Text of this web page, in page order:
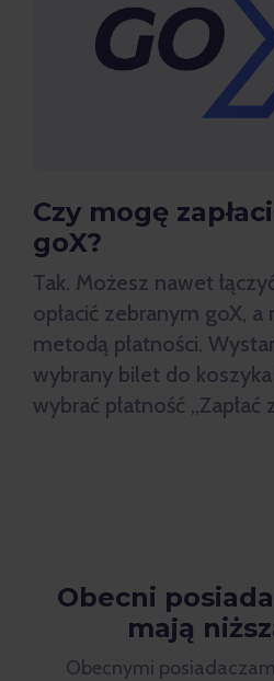
Czy mogę
goX?
Tak. Możesz nawet
opłacić zebranym goX, a
metodą płatności.
wybrany bilet do
wybrać płatność „Zapłać
Obecni
mają
Obecnymi